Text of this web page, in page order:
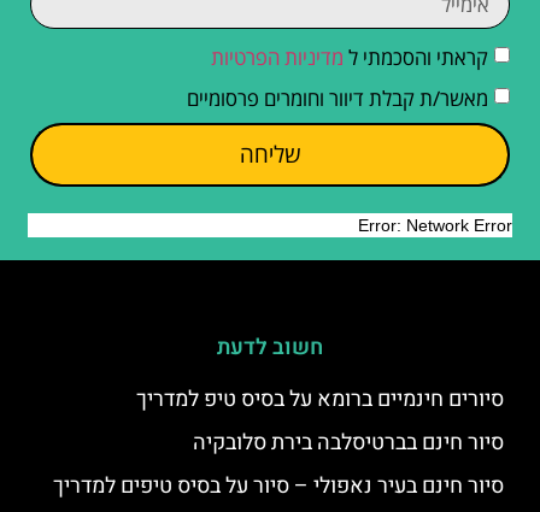
קראתי והסכמתי ל מדיניות הפרטיות
מאשר/ת קבלת דיוור וחומרים פרסומיים
שליחה
חשוב לדעת
סיורים חינמיים ברומא על בסיס טיפ למדריך
סיור חינם בברטיסלבה בירת סלובקיה
סיור חינם בעיר נאפולי – סיור על בסיס טיפים למדריך